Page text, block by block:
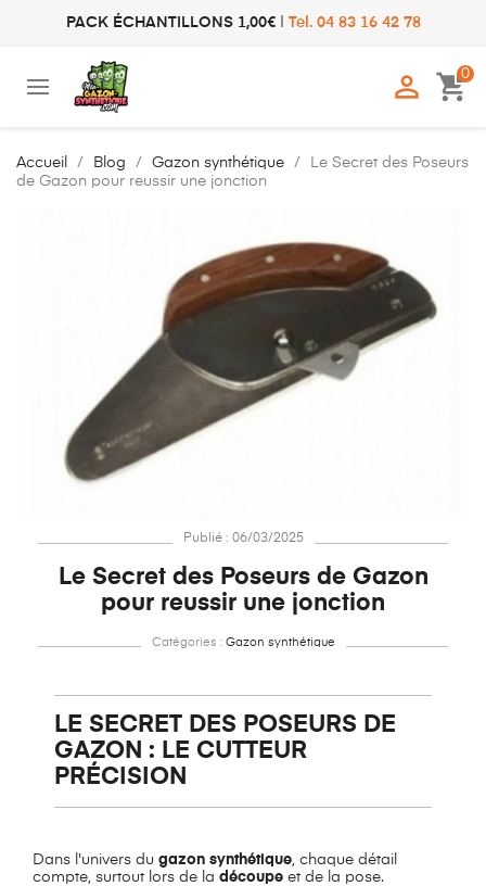
PACK ÉCHANTILLONS 1,00€| Tel. 04 83 16 42 78
 shopping_cart
0
Accueil Blog Gazon synthétique
Le Secret des Poseurs
de Gazon pour reussir une jonction
Publié : 06/03/2025
Le Secret des Poseurs de Gazon
pour reussir une jonction
Catégories : Gazon synthétique
LE SECRET DES POSEURS DE
GAZON : LE CUTTEUR
PRÉCISION
Dans l'univers du gazon synthétique , chaque détail
compte, surtout lors de la découpe et de la pose.